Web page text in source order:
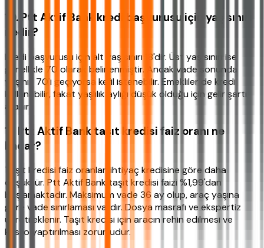
10. Ptt Aktif Bank kredi başvurusu için yaş sınırı
nedir?
Kredi başvurusu için alt yaş sınırı 18'dir. Üst yaş sınırı ise
genellikle 70 olarak belirlenmiştir. Ancak vade sonunda
yaşınız 70'i geçiyorsa kefil istenebilir. Emekliler de kredi
kullanabilir, fakat yaşlılık aylığı düşük olduğu için gelir şartı
aranır.
11. Ptt Aktif Bank taşıt kredisi faiz oranı ne
kadar?
Taşıt kredisi faiz oranları ihtiyaç kredisine göre daha
düşüktür. Ptt Aktif Bank taşıt kredisi faizi %1,99'dan
başlamaktadır. Maksimum vade 36 ay olup, araç yaşına
göre vade sınırlaması vardır. Dosya masrafı ve ekspertiz
ücreti eklenir. Taşıt kredisi için aracın rehin edilmesi ve
kasko yaptırılması zorunludur.